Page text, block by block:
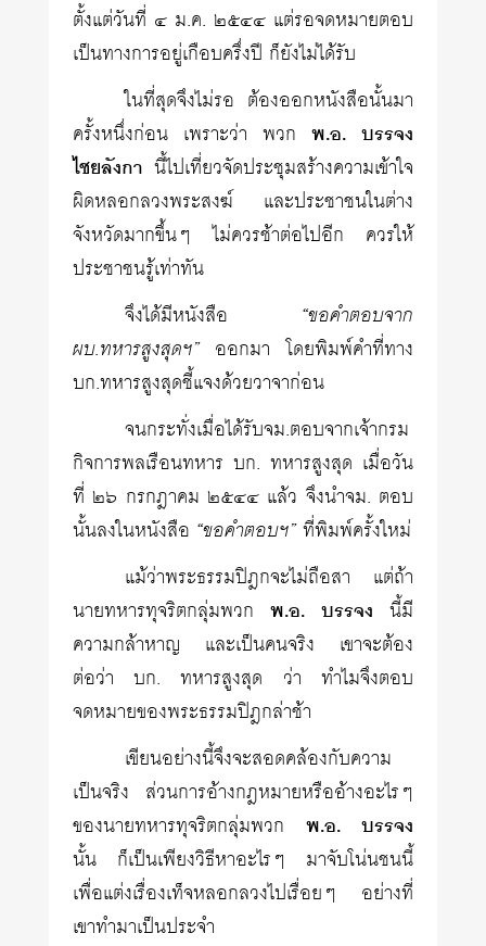
ตั้งแต่วันที่ ๔ ม.ค. ๒๕๔๔ แต่รอจดหมายตอบ
เป็นทางการอยู่เกือบครึ่งปี ก็ยังไม่ได้รับ
ในที่สุดจึงไม่รอ ต้องออกหนังสือนั้นมา
ครั้งหนึ่งก่อน เพราะว่า พวก พ.อ. บรรจง
ไชยลังกา นี้ไปเที่ยวจัดประชุมสร้างความเข้าใจ
ผิดหลอกลวงพระสงฆ์ และประชาชนในต่าง
จังหวัดมากขึ้นๆ ไม่ควรช้าต่อไปอีก ควรให้
ประชาชนรู้เท่าทัน
จึงได้มีหนังสือ “ขอคำตอบจาก
ผบ.ทหารสูงสุดฯ”ออกมา โดยพิมพ์คำที่ทาง
บก.ทหารสูงสุดชี้แจงด้วยวาจาก่อน
จนกระทั่งเมื่อได้รับจม.ตอบจากเจ้ากรม
กิจการพลเรือนทหาร บก. ทหารสูงสุด เมื่อวัน
ที่ ๒๖ กรกฎาคม ๒๕๔๔ แล้ว จึงนำจม. ตอบ
นั้นลงในหนังสือ “ขอคำตอบฯ”ที่พิมพ์ครั้งใหม่
แม้ว่าพระธรรมปิฎกจะไม่ถือสา แต่ถ้า
นายทหารทุจริตกลุ่มพวกพ.อ. บรรจง นี้มี
ความกล้าหาญ และเป็นคนจริง เขาจะต้อง
ต่อว่า บก. ทหารสูงสุด ว่า ทำไมจึงตอบ
จดหมายของพระธรรมปิฎกล่าช้า
เขียนอย่างนี้จึงจะสอดคล้องกับความ
เป็นจริง ส่วนการอ้างกฎหมายหรืออ้างอะไรๆ
ของนายทหารทุจริตกลุ่มพวก พ.อ. บรรจง
นั้น ก็เป็นเพียงวิธีหาอะไรๆ มาจับโน่นชนนี้
เพื่อแต่งเรื่องเท็จหลอกลวงไปเรื่อยๆ อย่างที่
เขาทำมาเป็นประจำ